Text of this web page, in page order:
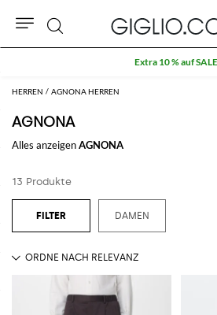
HERREN AGNONA HERREN
AGNONA
Alles anzeigenAGNONA
13 Produkte
DAMEN
Suche
Extra 10 % auf SALE